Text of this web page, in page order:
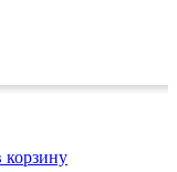
корзину